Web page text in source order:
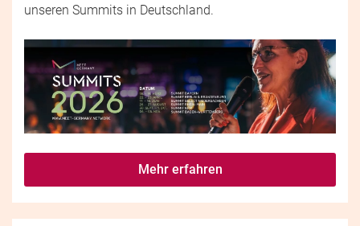
unseren Summits in Deutschland.
Mehr erfahren